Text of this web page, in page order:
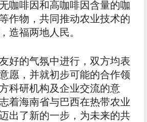
咖啡因和高咖啡因含量的咖
作物，共同推动农业技术的
造福两地人民。
好的气氛中进行，双方均表
愿，并就初步可能的合作领
科研机构及企业交流的意
着海南省与巴西在热带农业
出了新的一步，为未来的共